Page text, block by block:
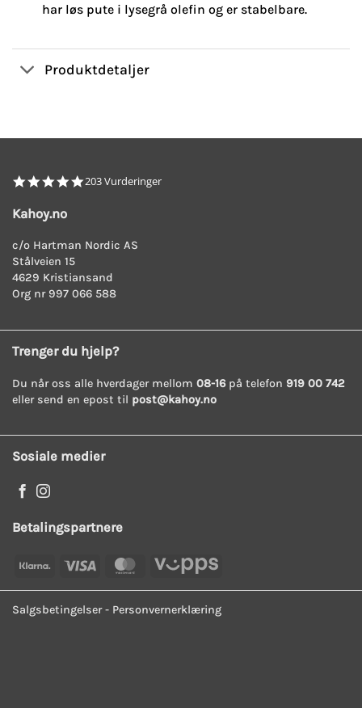
har løs pute i lysegrå olefin og er stabelbare.
Produktdetaljer
4.8
203 Vurderinger
Kahoy.no
c/o Hartman Nordic AS
Stålveien 15
4629 Kristiansand
Org nr 997 066 588
Trenger du hjelp?
Du når oss alle hverdager mellom 08-16på telefon 919 00 742
eller send en epost til post@kahoy.no
Sosiale medier
Betalingspartnere
Klarna Visa MasterCard Vipps
Salgsbetingelser- Personvernerklæring